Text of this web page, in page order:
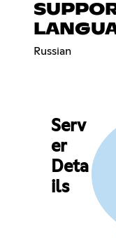
Russian
Serv
er
Deta
ils